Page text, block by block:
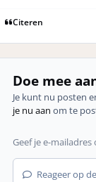
Citeren
Doe mee
Je kunt nu posten
je nu aan om te
Reageer op